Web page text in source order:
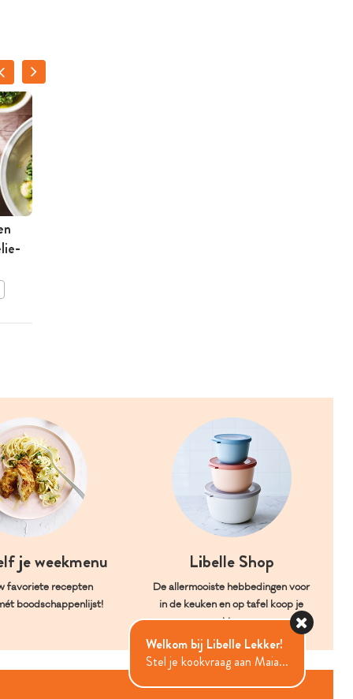
je weekmenu
favoriete recepten
boodschappenlijst!
Libelle Shop
De allermooiste hebbedingen voor
in de keuken en op tafel koop je
hier.
Welkom bij Libelle Lekker!
Stel je kookvraag aan Maia...